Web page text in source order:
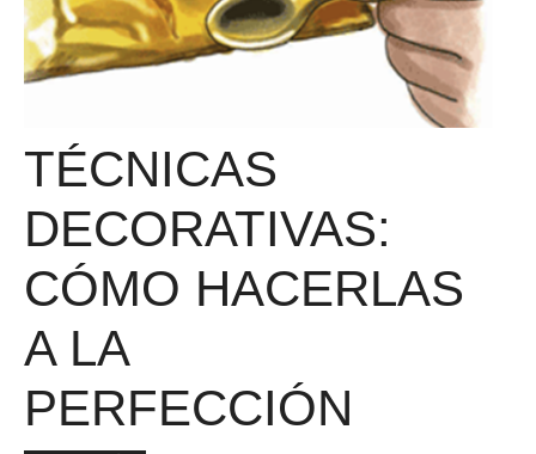
TÉCNICAS
DECORATIVAS:
CÓMO HACERLAS
A LA
PERFECCIÓN